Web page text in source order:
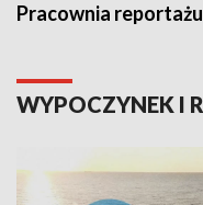
Pracownia reportażu
WYPOCZYNEK I